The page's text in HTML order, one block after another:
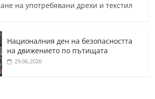
на употребявани дрехи и текстил
Националния ден на безопасността
на движението по пътищата
29.06.2026